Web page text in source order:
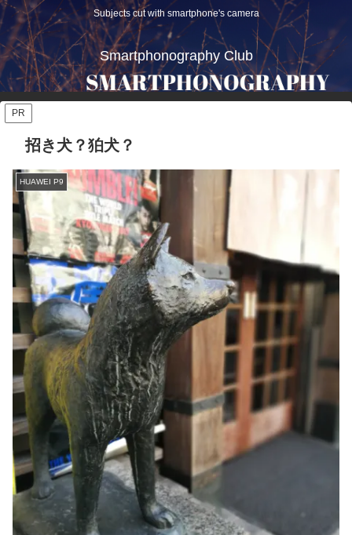
Subjects cut with smartphone's camera
Smartphonography Club
PR
招き犬？狛犬？
HUAWEI P9